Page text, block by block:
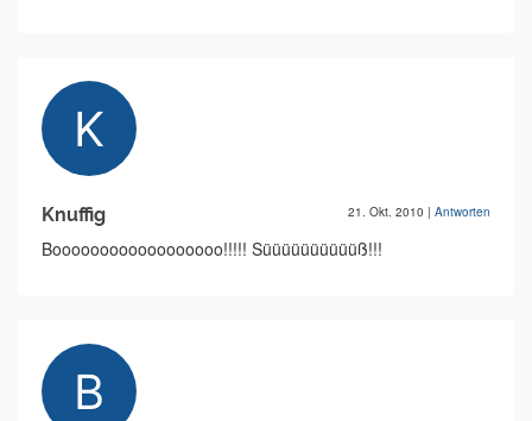
Knuffig 21. Okt. 2010 | Antworten
Boooooooooooooooooo!!!!! Süüüüüüüüüüß!!!